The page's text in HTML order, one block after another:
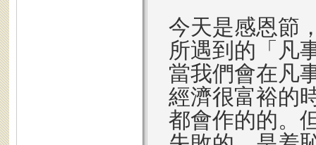
今天是感恩節
所遇到的「凡
當我們會在凡
經濟很富裕的
都會作的的。